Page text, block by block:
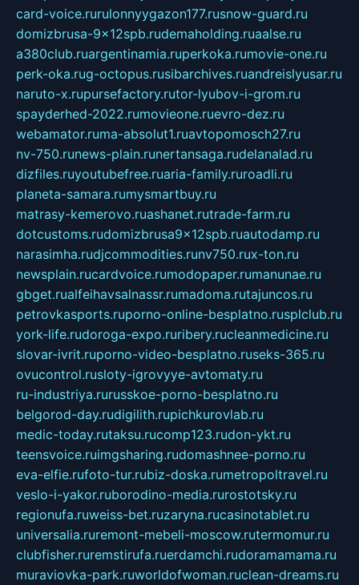
card-voice.rurulonnyygazon177.rusnow-guard.ru
domizbrusa-9x12spb.rudemaholding.ruaalse.ru
a380club.ruargentinamia.ruperkoka.rumovie-one.ru
perk-oka.rug-octopus.rusibarchives.ruandreislyusar.ru
naruto-x.rupursefactory.rutor-lyubov-i-grom.ru
spayderhed-2022.rumovieone.ruevro-dez.ru
webamator.ruma-absolut1.ruavtopomosch27.ru
nv-750.runews-plain.runertansaga.rudelanalad.ru
dizfiles.ruyoutubefree.ruaria-family.ruroadli.ru
planeta-samara.rumysmartbuy.ru
matrasy-kemerovo.ruashanet.rutrade-farm.ru
dotcustoms.rudomizbrusa9x12spb.ruautodamp.ru
narasimha.rudjcommodities.runv750.rux-ton.ru
newsplain.rucardvoice.rumodopaper.rumanunae.ru
gbget.rualfeihavsalnassr.rumadoma.rutajuncos.ru
petrovkasports.ruporno-online-besplatno.rusplclub.ru
york-life.rudoroga-expo.ruribery.rucleanmedicine.ru
slovar-ivrit.ruporno-video-besplatno.ruseks-365.ru
ovucontrol.rusloty-igrovyye-avtomaty.ru
ru-industriya.rurusskoe-porno-besplatno.ru
belgorod-day.rudigilith.rupichkurovlab.ru
medic-today.rutaksu.rucomp123.rudon-ykt.ru
teensvoice.ruimgsharing.rudomashnee-porno.ru
eva-elfie.rufoto-tur.rubiz-doska.rumetropoltravel.ru
veslo-i-yakor.ruborodino-media.rurostotsky.ru
regionufa.ruweiss-bet.ruzaryna.rucasinotablet.ru
universalia.ruremont-mebeli-moscow.rutermomur.ru
clubfisher.ruremstirufa.ruerdamchi.rudoramamama.ru
muraviovka-park.ruworldofwoman.ruclean-dreams.ru